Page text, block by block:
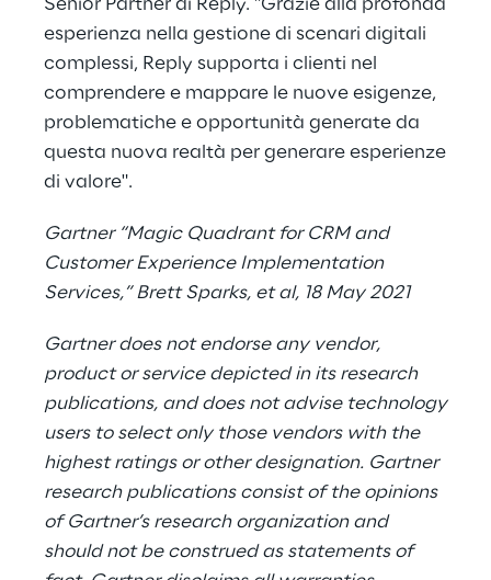
Senior Partner di Reply. "Grazie alla profonda
esperienza nella gestione di scenari digitali
complessi, Reply supporta i clienti nel
comprendere e mappare le nuove esigenze,
problematiche e opportunità generate da
questa nuova realtà per generare esperienze
di valore".
Gartner “Magic Quadrant for CRM and
Customer Experience Implementation
Services,” Brett Sparks, et al, 18 May 2021
Gartner does not endorse any vendor,
product or service depicted in its research
publications, and does not advise technology
users to select only those vendors with the
highest ratings or other designation. Gartner
research publications consist of the opinions
of Gartner’s research organization and
should not be construed as statements of